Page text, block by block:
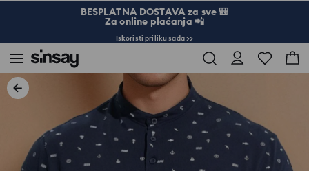
BESPLATNA DOSTAVA za sve 🎒
Za online plaćanja 📲
Iskoristi priliku sada >>